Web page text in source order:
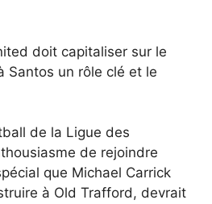
doit capitaliser sur le
Santos un rôle clé et le
de la Ligue des
de rejoindre
que Michael Carrick
à Old Trafford, devrait